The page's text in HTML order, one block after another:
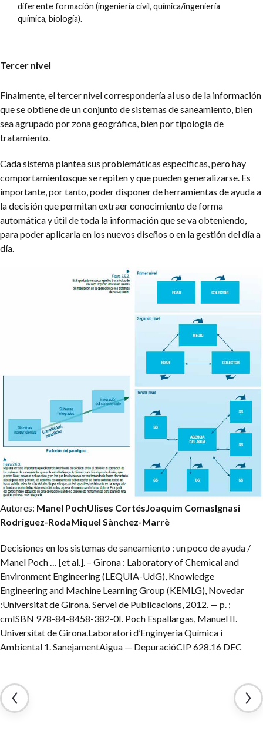
diferente formación (ingeniería civil, química/ingeniería
química, biología).
Tercer nivel
Finalmente, el tercer nivel correspondería al uso de la información
que se obtiene de un conjunto de sistemas de saneamiento, bien
sea agrupado por zona geográfica, bien por tipología de
tratamiento.
Cada sistema plantea sus problemáticas específicas, pero hay
comportamientosque se repiten y que pueden generalizarse. Es
importante, por tanto, poder disponer de herramientas de ayuda a
la decisión que permitan extraer conocimiento de forma
automática y útil de toda la información que se va obteniendo,
para poder aplicarla en los nuevos diseños o en la gestión del día a
día.
Autores: Manel PochUlises Cortés Joaquim ComasIgnasi
Rodriguez-RodaMiquel Sànchez-Marrè
Decisiones en los sistemas de saneamiento : un poco de ayuda /
Manel Poch … [et al.]. – Girona : Laboratory of Chemical and
Environment Engineering (LEQUIA-UdG), Knowledge
Engineering and Machine Learning Group (KEMLG), Novedar
:Universitat de Girona. Servei de Publicacions, 2012. — p. ;
cmISBN 978-84-8458-382-0I. Poch Espallargas, Manuel II.
Universitat de Girona. Laboratori d’Enginyeria Química i
Ambiental 1. SanejamentAigua — DepuracióCIP 628.16 DEC